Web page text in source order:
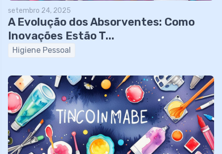
setembro 24, 2025
A Evolução dos Absorventes: Como
Inovações Estão T...
Higiene Pessoal